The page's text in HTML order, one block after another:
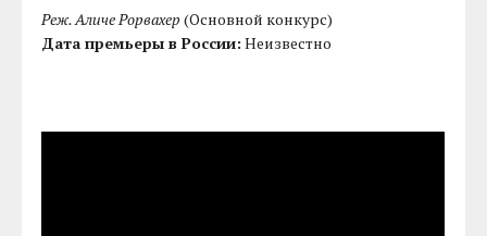
Реж. Аличе Рорвахер (Основной конкурс)
Дата премьеры в России: Неизвестно